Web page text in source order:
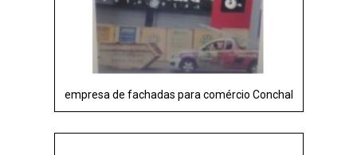
empresa de fachadas para comércio Conchal